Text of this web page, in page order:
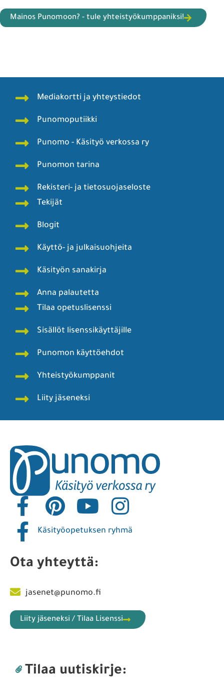
Mainos Punomoon? - tule yhteistyökumppaniksi!
Mediakortti ja yhteystiedot
Punomoputiikki
Punomo - Käsityö verkossa ry
Punomon tarina
Rekisteri- ja tietosuojaseloste
Tekijät
Blogit
Käyttö- ja julkaisuohjeita
Käsityön sanakirja
Anna palautetta
Tilaa opetuslisenssi
Sisällöt lisenssikäyttäjille
Punomon käyttöehdot
Yhteistyökumppanit
Liity jäseneksi
Käsityöopetuksen ryhmä
Ota yhteyttä:
jasenet@punomo.fi
Liity jäseneksi / Tilaa Lisenssi
Tilaa uutiskirje: